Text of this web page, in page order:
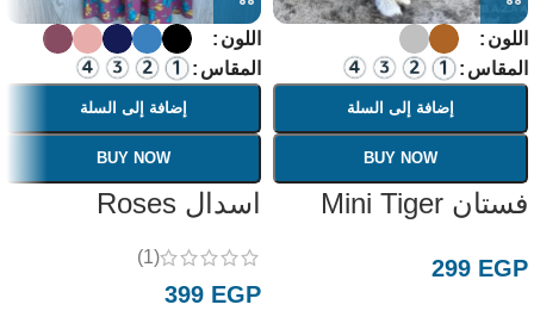
اللون
المقاس
إضافة إلى السلة
BUY NOW
فستان Mini Tiger
299 EGP
اللون
المقاس
إضافة إلى السلة
BUY NOW
اسدال Roses
(1)
399 EGP